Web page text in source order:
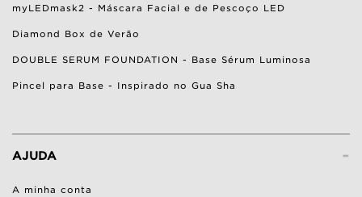
myLEDmask2 - Máscara Facial e de Pescoço LED
Diamond Box de Verão
DOUBLE SERUM FOUNDATION - Base Sérum Luminosa
Pincel para Base - Inspirado no Gua Sha
-
AJUDA
A minha conta